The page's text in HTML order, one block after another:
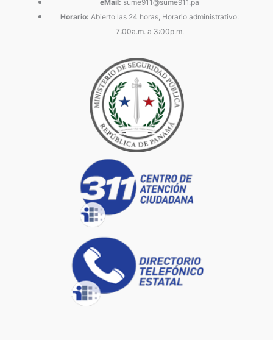
eMail: sume911@sume911.pa
Horario: Abierto las 24 horas, Horario administrativo:
7:00a.m. a 3:00p.m.